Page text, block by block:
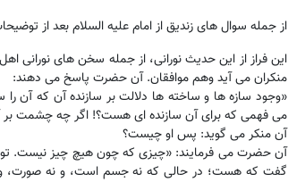
از جمله سوال های زندیق از امام علیه السلام بعد از
این فراز از این حدیث نورانی، از جمله سخن های نورانی
منکران می آید وهم موافقان. آن حضرت پاسخ می دهند:
«وجود سازه ها و ساخته ها دلالت بر سازنده آن که آن را
می فهمی که برای آن سازنده ای هست؟! اگر چه چشمت بر آن
آن منکر می گوید: پس او چیست؟
آن حضرت می فرمایند: «چیزی که چون هیچ چیز نیست.
گفت که هست؛ در حالی که نه جسم است، و نه صورت، و